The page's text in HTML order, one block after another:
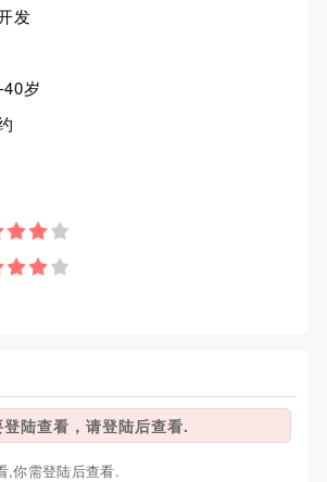
发
岁
陆查看，请登陆后查看.
,你需登陆后查看.